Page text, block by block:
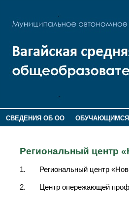
СВЕДЕНИЯ ОБ ОО ОБУЧАЮЩИМСЯ
Региональный центр
1. Региональный центр
2. Центр опережающей